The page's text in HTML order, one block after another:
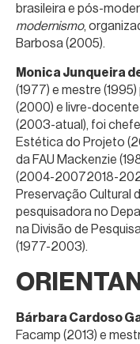
brasileira e pós-
modernismo,
Barbosa (2005).
Monica Junqueira
(1977) e mestre
(2000) e livre-
(2003-atual), foi
Estética do Projeto
da FAU Mackenzie
(2004-20072018-
Preservação Cultural
pesquisadora no
na Divisão de
(1977-2003).
Bárbara Cardoso
Facamp (2013) e